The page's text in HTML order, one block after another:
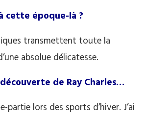
cette époque-là ?
transmettent toute la
absolue délicatesse.
de Ray Charles…
partie lors des sports d’hiver. J’ai